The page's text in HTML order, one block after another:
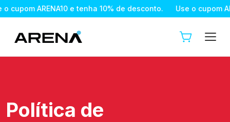
ARENA10 e tenha 10% de desconto. Use o cupom
Política de